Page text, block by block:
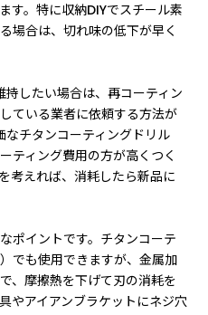
す。特に収納DIYでスチール素
場合は、切れ味の低下が早く
したい場合は、再コーティン
ている業者に依頼する方法が
なチタンコーティングドリル
ティング費用の方が高くつく
考えれば、消耗したら新品に
ポイントです。チタンコーテ
でも使用できますが、金属加
、摩擦熱を下げて刃の消耗を
やアイアンブラケットにネジ穴